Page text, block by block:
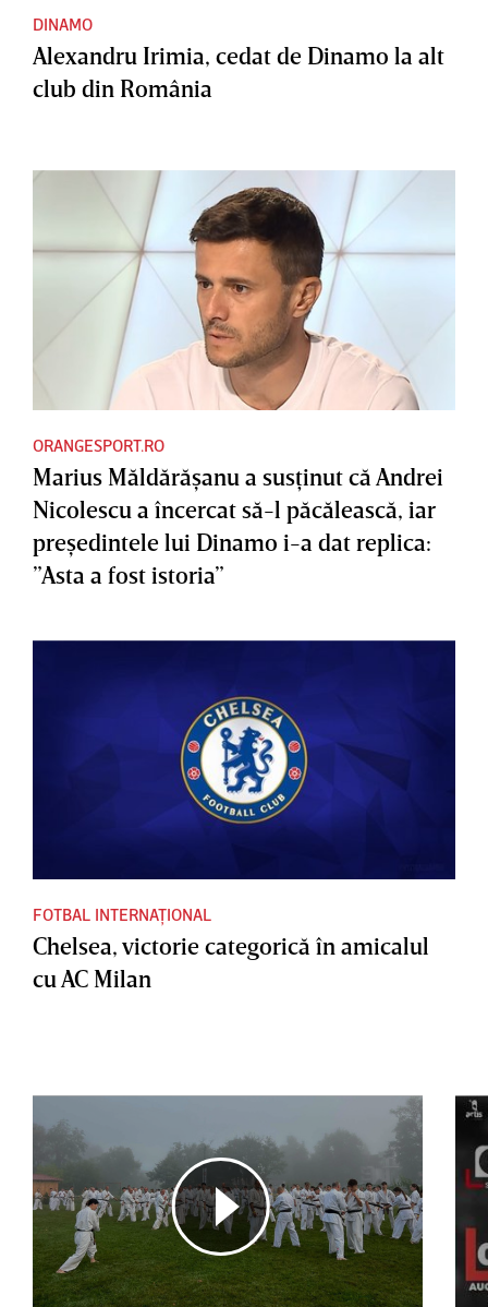
DINAMO
Alexandru Irimia, cedat de Dinamo la alt
club din România
ORANGESPORT.RO
Marius Măldărăşanu a susţinut că Andrei
Nicolescu a încercat să-l păcălească, iar
preşedintele lui Dinamo i-a dat replica:
”Asta a fost istoria”
FOTBAL INTERNAȚIONAL
Chelsea, victorie categorică în amicalul
cu AC Milan